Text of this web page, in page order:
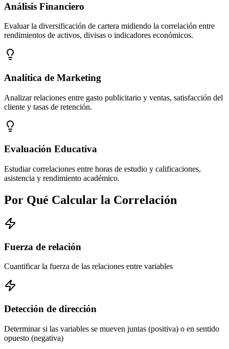
Análisis Financiero
Evaluar la diversificación de cartera midiendo la correlación entre
rendimientos de activos, divisas o indicadores económicos.
Analítica de Marketing
Analizar relaciones entre gasto publicitario y ventas, satisfacción del
cliente y tasas de retención.
Evaluación Educativa
Estudiar correlaciones entre horas de estudio y calificaciones,
asistencia y rendimiento académico.
Por Qué Calcular la Correlación
Fuerza de relación
Cuantificar la fuerza de las relaciones entre variables
Detección de dirección
Determinar si las variables se mueven juntas (positiva) o en sentido
opuesto (negativa)